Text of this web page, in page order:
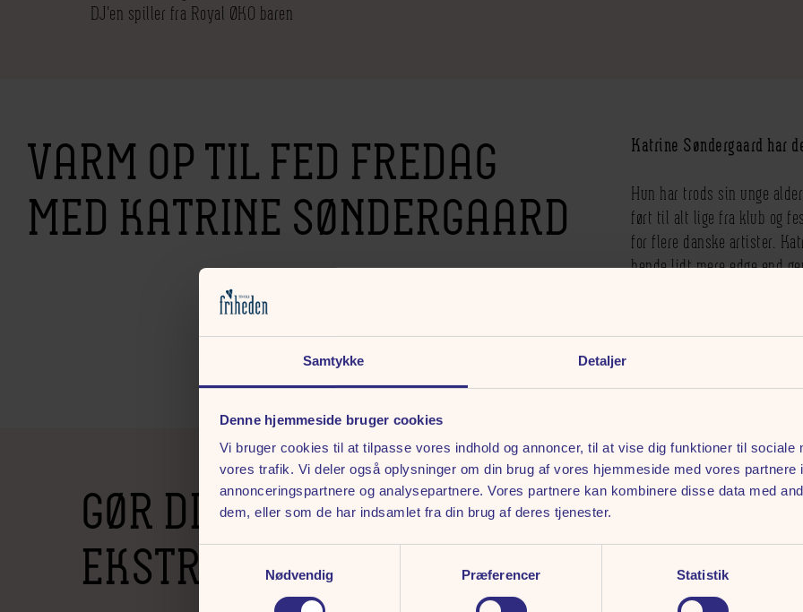
Samtykke Detaljer
Denne hjemmeside bruger cookies
Vi bruger cookies til at tilpasse vores indhold og annoncer, til at vise dig funktioner til sociale
vores trafik. Vi deler også oplysninger om din brug af vores hjemmeside med vores partnere
annonceringspartnere og analysepartnere. Vores partnere kan kombinere disse data med
dem, eller som de har indsamlet fra din brug af deres tjenester.
Nødvendig
Præferencer Statistik
DJ'en spiller fra Royal ØKO baren
VARM OP TIL FED FREDAG
MED KATRINE SØNDERGAARD
Katrine Søndergaard har
Hun har trods sin unge
ført til alt lige fra klub og
for flere danske artister.
hende lidt mere edge end
Katrines bevæger sig
80’erne og frem til i dag,
Lounge, RnB og Hiphop
GØR DIN FREDAG
EKSTRA LÆKKER